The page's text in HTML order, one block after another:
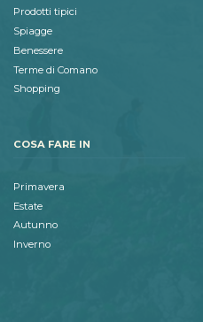
Prodotti tipici
Spiagge
Benessere
Terme di Comano
Shopping
COSA FARE IN
Primavera
Estate
Autunno
Inverno